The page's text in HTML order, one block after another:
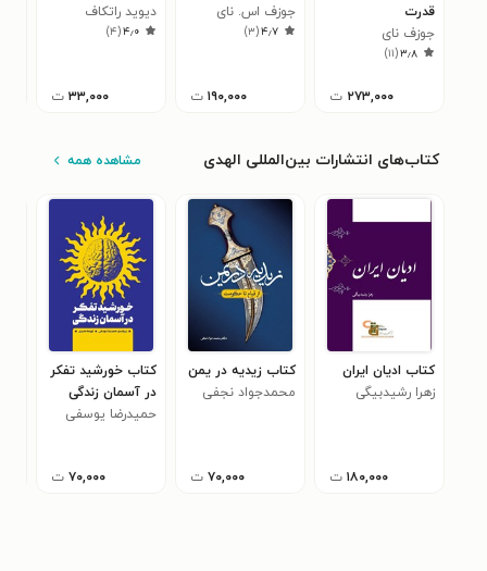
قدرت
جوزف نای
۳٫۸(۱۱)
۲۷۳,۰۰۰ ت
جوزف اس. نای
۴٫۷(۳)
۱۹۰,۰۰۰ ت
دیوید راتکاف
۴٫۰(۴)
۳۳,۰۰۰ ت
کتاب‌های انتشارات بین‌المللی الهدی مشاهده همه
کتاب ادیان ایران
زهرا رشیدبیگی
۱۸۰,۰۰۰ ت
کتاب زیدیه در یمن
محمدجواد نجفی
۷۰,۰۰۰ ت
کتاب خورشید تفکر
در آسمان زندگی
حمیدرضا یوسفی
۷۰,۰۰۰ ت